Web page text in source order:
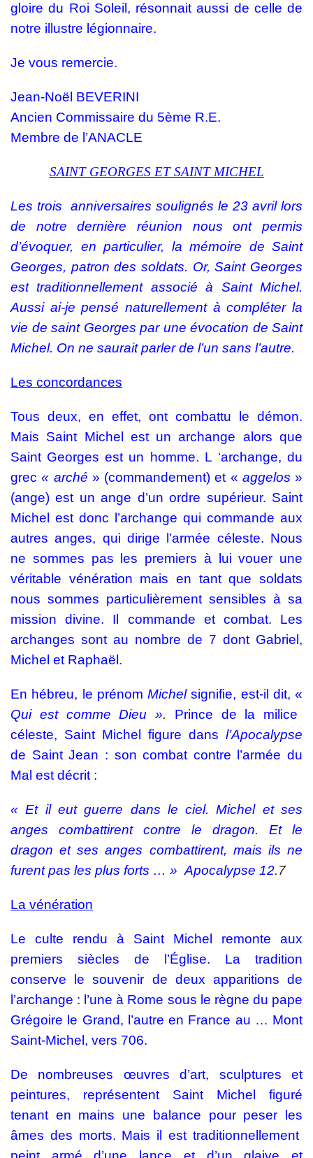
gloire du Roi Soleil, résonnait aussi de celle de
notre illustre légionnaire.
Je vous remercie.
Jean-Noël BEVERINI
Ancien Commissaire du 5ème R.E.
Membre de l’ANACLE
SAINT GEORGES ET SAINT MICHEL
Les trois anniversaires soulignés le 23 avril lors
de notre dernière réunion nous ont permis
d’évoquer, en particulier, la mémoire de Saint
Georges, patron des soldats. Or, Saint Georges
est traditionnellement associé à Saint Michel.
Aussi ai-je pensé naturellement à compléter la
vie de saint Georges par une évocation de Saint
Michel. On ne saurait parler de l’un sans l’autre.
Les concordances
Tous deux, en effet, ont combattu le démon.
Mais Saint Michel est un archange alors que
Saint Georges est un homme. L ‘archange, du
grec« arché » (commandement) et « aggelos »
(ange) est un ange d’un ordre supérieur. Saint
Michel est donc l’archange qui commande aux
autres anges, qui dirige l’armée céleste. Nous
ne sommes pas les premiers à lui vouer une
véritable vénération mais en tant que soldats
nous sommes particulièrement sensibles à sa
mission divine. Il commande et combat. Les
archanges sont au nombre de 7 dont Gabriel,
Michel et Raphaël.
En hébreu, le prénom Michelsignifie, est-il dit, «
Qui est comme Dieu ». Prince de la milice
céleste, Saint Michel figure dans l’Apocalypse
de Saint Jean : son combat contre l’armée du
Mal est décrit :
« Et il eut guerre dans le ciel. Michel et ses
anges combattirent contre le dragon. Et le
dragon et ses anges combattirent, mais ils ne
furent pas les plus forts … » Apocalypse 12.7
La vénération
Le culte rendu à Saint Michel remonte aux
premiers siècles de l’Église. La tradition
conserve le souvenir de deux apparitions de
l’archange : l’une à Rome sous le règne du pape
Grégoire le Grand, l’autre en France au … Mont
Saint-Michel, vers 706.
De nombreuses œuvres d’art, sculptures et
peintures, représentent Saint Michel figuré
tenant en mains une balance pour peser les
âmes des morts. Mais il est traditionnellement